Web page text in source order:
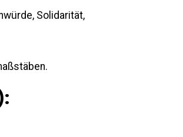
Solidarität,